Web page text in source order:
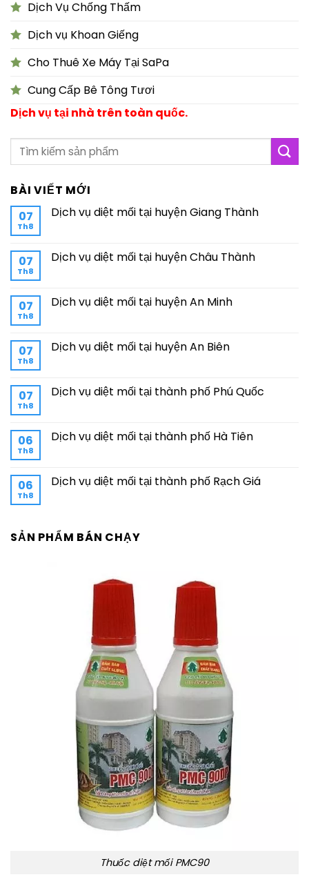
Dịch Vụ Chống Thấm
Dịch vụ Khoan Giếng
Cho Thuê Xe Máy Tại SaPa
Cung Cấp Bê Tông Tươi
Dịch vụ tại nhà trên toàn quốc.
BÀI VIẾT MỚI
07
Th8
Dịch vụ diệt mối tại huyện Giang Thành
07
Th8
Dịch vụ diệt mối tại huyện Châu Thành
07
Th8
Dịch vụ diệt mối tại huyện An Minh
07
Th8
Dịch vụ diệt mối tại huyện An Biên
07
Th8
Dịch vụ diệt mối tại thành phố Phú Quốc
06
Th8
Dịch vụ diệt mối tại thành phố Hà Tiên
06
Th8
Dịch vụ diệt mối tại thành phố Rạch Giá
SẢN PHẨM BÁN CHẠY
Thuốc diệt mối PMC90